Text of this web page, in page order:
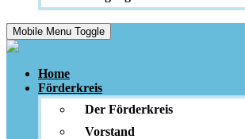
Mobile Menu Toggle
Home
Förderkreis
Der Förderkreis
Vorstand